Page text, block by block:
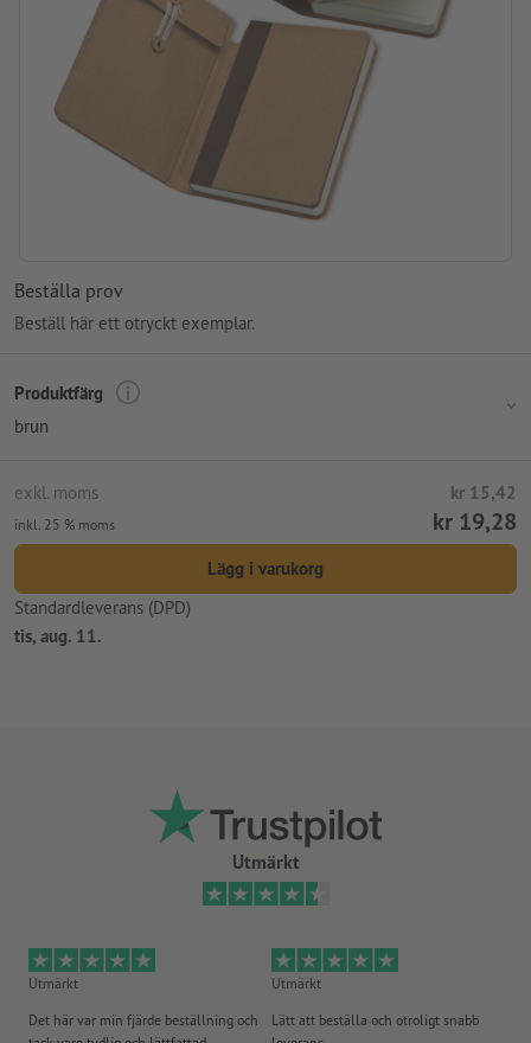
Beställa prov
Beställ här ett otryckt exemplar.
Produktfärg
brun
exkl. moms kr 15,42
inkl. 25 % moms kr 19,28
Lägg i varukorg
Standardleverans (DPD)
tis, aug. 11.
Utmärkt
Utmärkt
Det här var min fjärde beställning och
Utmärkt
Lätt att beställa och otroligt snabb